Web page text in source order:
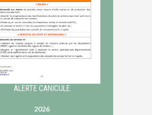
ALERTE CANICULE
2026